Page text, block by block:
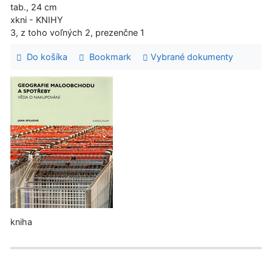
tab., 24 cm
xkni - KNIHY
3, z toho voľných 2, prezenčne 1
Do košíka Bookmark Vybrané dokumenty
kniha